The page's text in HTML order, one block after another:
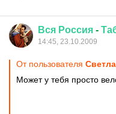
Вся Россия -
14:45, 23.10.2009
От пользователя
Может у тебя просто